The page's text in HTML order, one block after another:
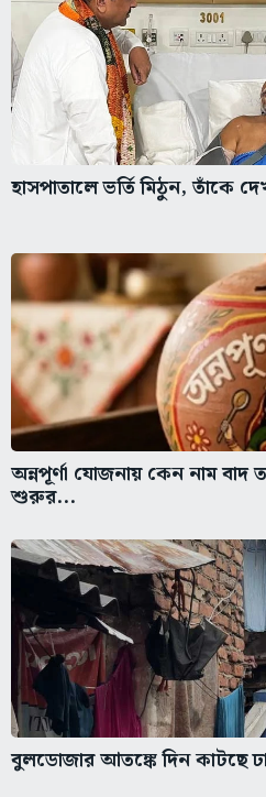
হাসপাতালে ভর্তি মিঠুন, তাঁকে
অন্নপূর্ণা যোজনায় কেন নাম বাদ
শুরুর...
বুলডোজার আতঙ্কে দিন কাটছে